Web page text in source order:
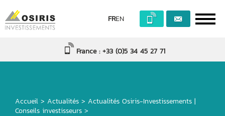
FREN
France : +33 (0)5 34 45 27 71
Accueil > Actualités > Actualités Osiris-Investissements |
Conseils investisseurs >